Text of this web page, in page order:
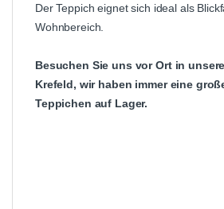
Der Teppich eignet sich ideal als
Wohnbereich.
Besuchen Sie uns vor Ort in
Krefeld, wir haben immer eine
Teppichen auf Lager.